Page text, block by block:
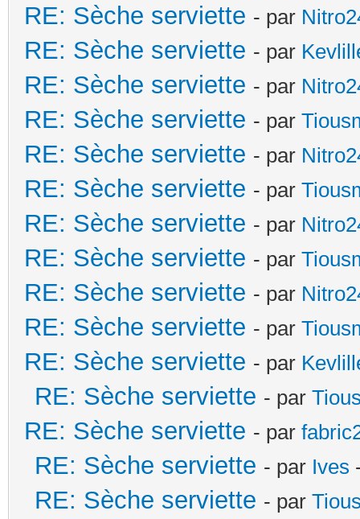
RE: Sèche serviette - par
RE: Sèche serviette - par
RE: Sèche serviette - par
RE: Sèche serviette - par
RE: Sèche serviette - par
RE: Sèche serviette - par
RE: Sèche serviette - par
RE: Sèche serviette - par
RE: Sèche serviette - par
RE: Sèche serviette - par
RE: Sèche serviette - par
RE: Sèche serviette - par
RE: Sèche serviette - par
RE: Sèche serviette - par Ives
RE: Sèche serviette - par